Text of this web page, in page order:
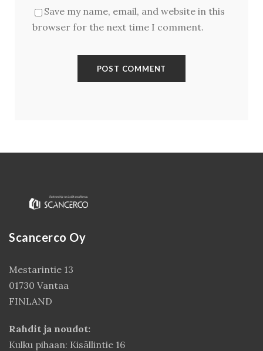
Save my name, email, and website in this
browser for the next time I comment.
Scancerco Oy
Mestarintie 13
01730 Vantaa
FINLAND
Rahdit ja noudot:
Kulku pihaan: Kisällintie 16